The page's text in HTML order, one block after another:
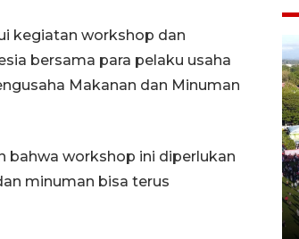
kegiatan workshop dan
bersama para pelaku usaha
Makanan dan Minuman
bahwa workshop ini diperlukan
minuman bisa terus
HUT KE-78
INDONESIA DI